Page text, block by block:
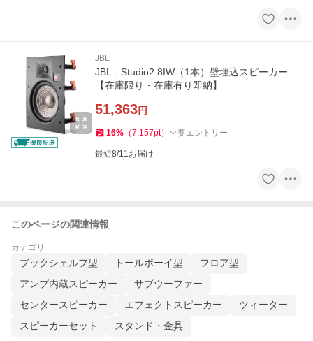
JBL
JBL - Studio2 8IW（1本）壁埋込スピーカー
【在庫限り・在庫有り即納】
51,363円
16% （7,157pt） 要エントリー
最短8/11お届け
このページの関連情報
カテゴリ
ブックシェルフ型 トールボーイ型
フロア型
アンプ内蔵スピーカー
サブウーファー
センタースピーカー
エフェクトスピーカー
ツィーター
スピーカーセット
スタンド・金具